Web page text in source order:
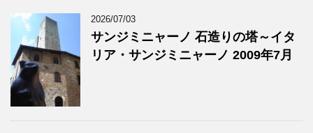
2026/07/03
サンジミニャーノ 石造りの塔～イタ
リア・サンジミニャーノ 2009年7月